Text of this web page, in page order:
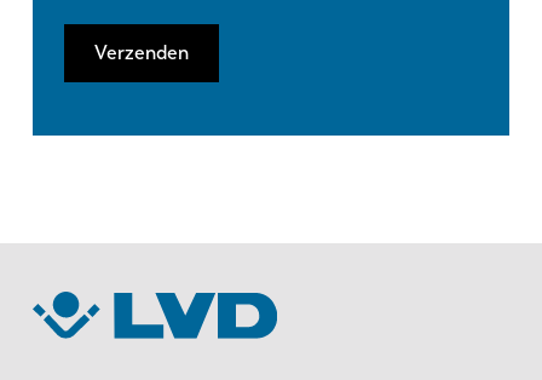
Verzenden